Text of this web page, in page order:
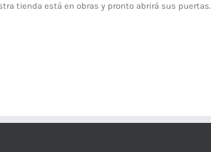
tienda está en obras y pronto abrirá sus puertas.